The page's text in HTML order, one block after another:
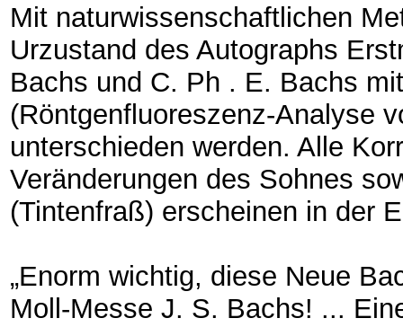
Mit naturwissenschaftlichen
Urzustand des Autographs
Bachs und C. Ph . E. Bachs
(Röntgenfluoreszenz-Analyse
unterschieden werden. Alle
Veränderungen des Sohnes
(Tintenfraß) erscheinen in der
„Enorm wichtig, diese Neue
Moll-Messe J. S. Bachs! ...